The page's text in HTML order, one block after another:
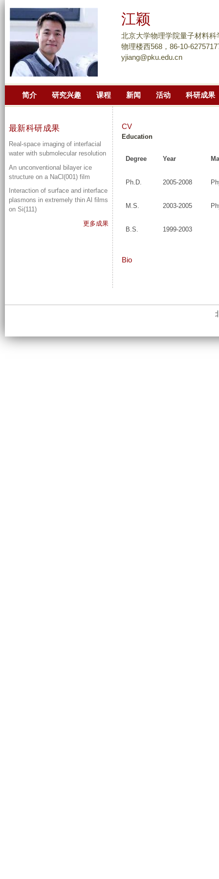
到
页
主
要
内
江颖
北京大学物理学院量子材料科
物理楼西568，86-10-
yjiang@pku.edu.cn
简介 研究兴趣 课程 新闻 活动 科研成果
CV
Education
Degree Year
Ph.D. 2005-2008
M.S. 2003-2005
B.S. 1999-2003
Bio
最新科研成果
Real-space imaging of interfacial
water with submolecular resolution
An unconventional bilayer ice
structure on a NaCl(001) film
Interaction of surface and interface
plasmons in extremely thin Al films
on Si(111)
更多成果